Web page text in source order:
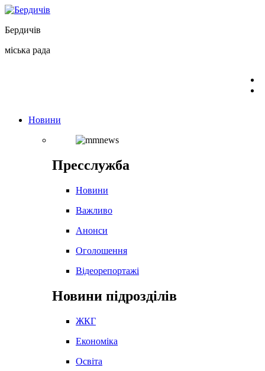
Перейти
вмісту
Бердичів
міська рада
Новини
Пресслужба
Новини
Важливо
Анонси
Оголошення
Відеорепортажі
Новини підрозділів
ЖКГ
Економіка
Освіта